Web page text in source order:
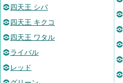
四天王 シバ
四天王 キクコ
四天王 ワタル
ライバル
レッド